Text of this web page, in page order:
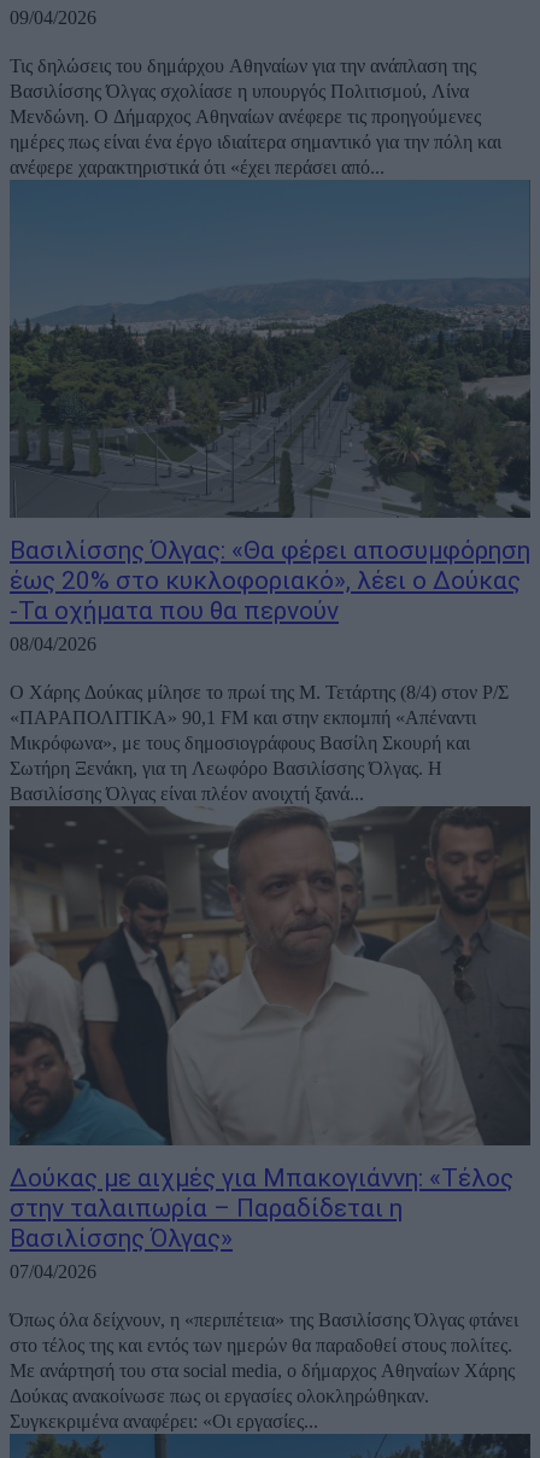
09/04/2026
Τις δηλώσεις του δημάρχου Αθηναίων για την ανάπλαση της
Βασιλίσσης Όλγας σχολίασε η υπουργός Πολιτισμού, Λίνα
Μενδώνη. Ο Δήμαρχος Αθηναίων ανέφερε τις προηγούμενες
ημέρες πως είναι ένα έργο ιδιαίτερα σημαντικό για την πόλη και
ανέφερε χαρακτηριστικά ότι «έχει περάσει από...
Βασιλίσσης Όλγας: «Θα φέρει αποσυμφόρηση
έως 20% στο κυκλοφοριακό», λέει ο Δούκας
-Τα οχήματα που θα περνούν
08/04/2026
Ο Χάρης Δούκας μίλησε το πρωί της Μ. Τετάρτης (8/4) στον Ρ/Σ
«ΠΑΡΑΠΟΛΙΤΙΚΑ» 90,1 FM και στην εκπομπή «Απέναντι
Μικρόφωνα», με τους δημοσιογράφους Βασίλη Σκουρή και
Σωτήρη Ξενάκη, για τη Λεωφόρο Βασιλίσσης Όλγας. Η
Βασιλίσσης Όλγας είναι πλέον ανοιχτή ξανά...
Δούκας με αιχμές για Μπακογιάννη: «Τέλος
στην ταλαιπωρία – Παραδίδεται η
Βασιλίσσης Όλγας»
07/04/2026
Όπως όλα δείχνουν, η «περιπέτεια» της Βασιλίσσης Όλγας φτάνει
στο τέλος της και εντός των ημερών θα παραδοθεί στους πολίτες.
Με ανάρτησή του στα social media, ο δήμαρχος Αθηναίων Χάρης
Δούκας ανακοίνωσε πως οι εργασίες ολοκληρώθηκαν.
Συγκεκριμένα αναφέρει: «Οι εργασίες...